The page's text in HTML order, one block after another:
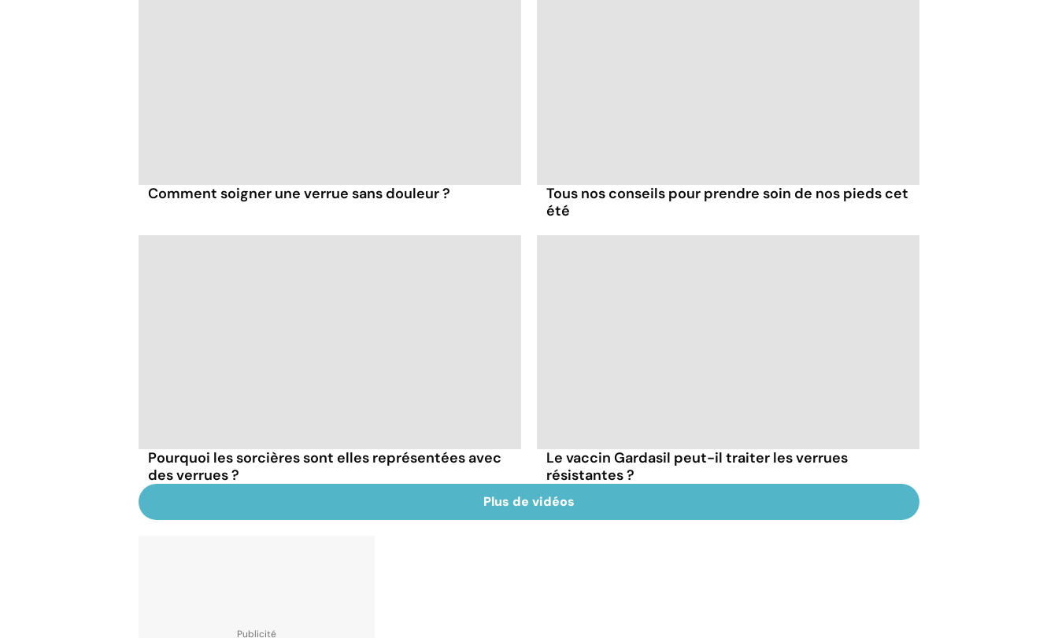
Comment soigner une verrue sans douleur ?
Tous nos conseils pour prendre soin de nos pieds cet
été
Pourquoi les sorcières sont elles représentées avec
des verrues ?
Le vaccin Gardasil peut-il traiter les verrues
résistantes ?
Plus de vidéos